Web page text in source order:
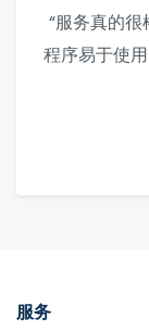
“服务真的
程序易于使
服务